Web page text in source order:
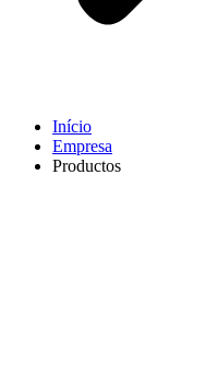
Início
Empresa
Productos